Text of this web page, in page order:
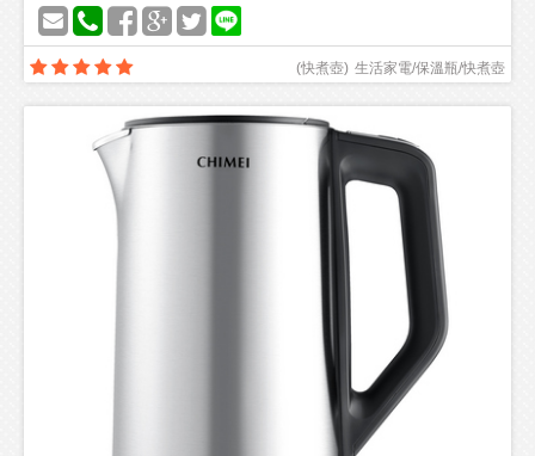
生活家電/保溫瓶/快煮壺
(快煮壺)